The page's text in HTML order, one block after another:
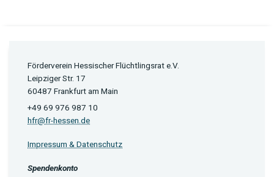
Förderverein Hessischer Flüchtlingsrat e.V.
Leipziger Str. 17
60487 Frankfurt am Main
+49 69 976 987 10
hfr@fr-hessen.de
Impressum & Datenschutz
Spendenkonto